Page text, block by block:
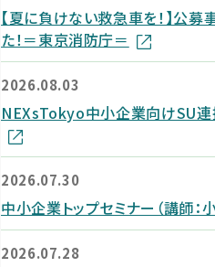
【夏に負けない救急車を！】公
た！＝東京消防庁＝
2026.08.03
NEXsTokyo中小企業向けSU連
2026.07.30
中小企業トップセミナー（講師
2026.07.28